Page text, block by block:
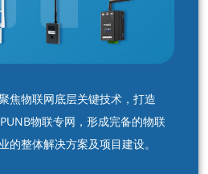
焦物联网底层关键技术，打造
物联专网，形成完备的物联
的整体解决方案及项目建设。